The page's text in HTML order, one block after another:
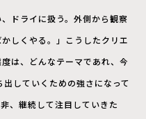
ドライに扱う。外側から観察
しくやる。」こうしたクリエ
は、どんなテーマであれ、今
していくための強さになって
、継続して注目していきた